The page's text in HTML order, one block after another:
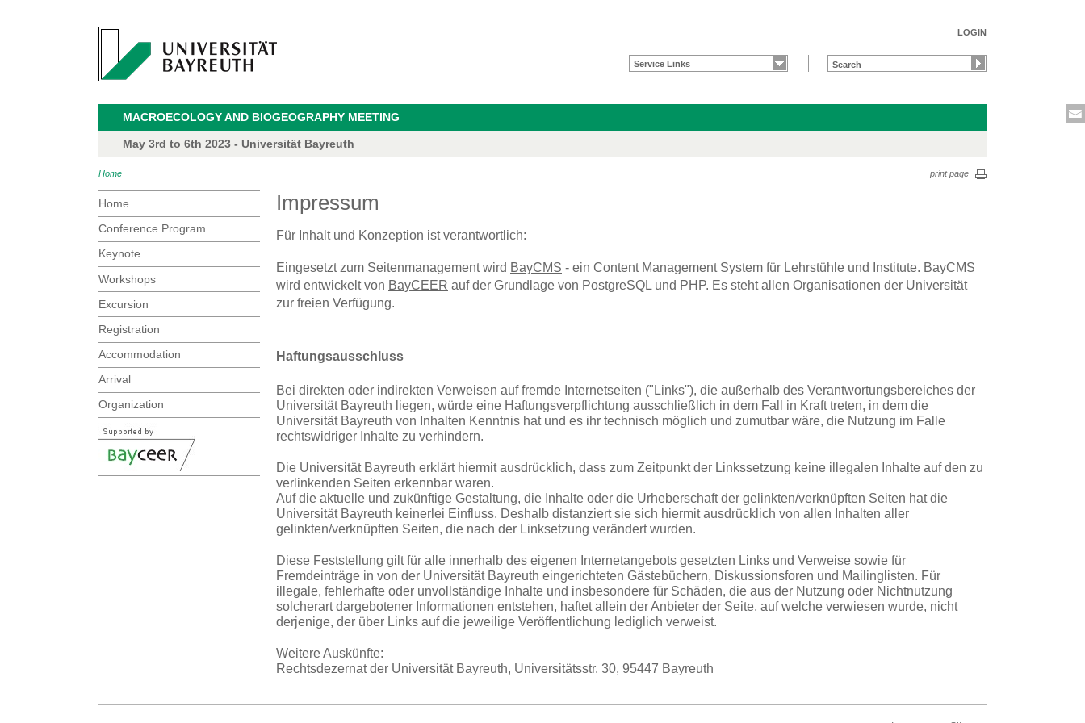
LOGIN
Service Links
MACROECOLOGY AND BIOGEOGRAPHY MEETING
May 3rd to 6th 2023 - Universität Bayreuth
Home print page
Home
Conference Program
Keynote
Workshops
Excursion
Registration
Accommodation
Arrival
Organization
Impressum
Für Inhalt und Konzeption ist verantwortlich:
Eingesetzt zum Seitenmanagement wird BayCMS - ein Content Management System für Lehrstühle und Institute. BayCMS
wird entwickelt von BayCEER auf der Grundlage von PostgreSQL und PHP. Es steht allen Organisationen der Universität
zur freien Verfügung.
Haftungsausschluss
Bei direkten oder indirekten Verweisen auf fremde Internetseiten ("Links"), die außerhalb des Verantwortungsbereiches der
Universität Bayreuth liegen, würde eine Haftungsverpflichtung ausschließlich in dem Fall in Kraft treten, in dem die
Universität Bayreuth von Inhalten Kenntnis hat und es ihr technisch möglich und zumutbar wäre, die Nutzung im Falle
rechtswidriger Inhalte zu verhindern.
Die Universität Bayreuth erklärt hiermit ausdrücklich, dass zum Zeitpunkt der Linkssetzung keine illegalen Inhalte auf den zu
verlinkenden Seiten erkennbar waren.
Auf die aktuelle und zukünftige Gestaltung, die Inhalte oder die Urheberschaft der gelinkten/verknüpften Seiten hat die
Universität Bayreuth keinerlei Einfluss. Deshalb distanziert sie sich hiermit ausdrücklich von allen Inhalten aller
gelinkten/verknüpften Seiten, die nach der Linksetzung verändert wurden.
Diese Feststellung gilt für alle innerhalb des eigenen Internetangebots gesetzten Links und Verweise sowie für
Fremdeinträge in von der Universität Bayreuth eingerichteten Gästebüchern, Diskussionsforen und Mailinglisten. Für
illegale, fehlerhafte oder unvollständige Inhalte und insbesondere für Schäden, die aus der Nutzung oder Nichtnutzung
solcherart dargebotener Informationen entstehen, haftet allein der Anbieter der Seite, auf welche verwiesen wurde, nicht
derjenige, der über Links auf die jeweilige Veröffentlichung lediglich verweist.
Weitere Auskünfte:
Rechtsdezernat der Universität Bayreuth, Universitätsstr. 30, 95447 Bayreuth